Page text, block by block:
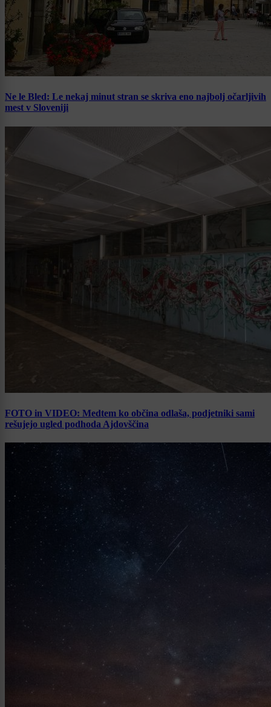
Ne le Bled: Le nekaj minut stran se skriva eno najbolj očarljivih
mest v Sloveniji
FOTO in VIDEO: Medtem ko občina odlaša, podjetniki sami
rešujejo ugled podhoda Ajdovščina